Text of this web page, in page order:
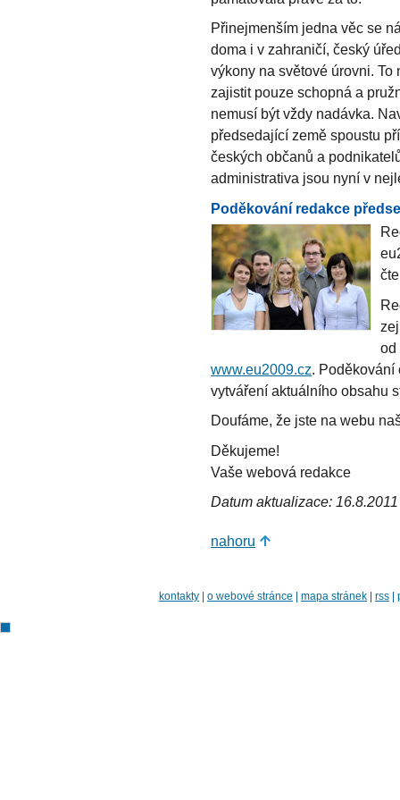
Přinejmenším jedna věc se
doma i v zahraničí, český
výkony na světové úrovni.
zajistit pouze schopná a
nemusí být vždy nadávka.
předsedající země spoustu
českých občanů a
administrativa jsou nyní v
Poděkování redakce
od
www.eu2009.cz. Poděkování
vytváření aktuálního obsahu
Doufáme, že jste na webu
Děkujeme!
Vaše webová redakce
Datum aktualizace:
nahoru
kontakty o webové stránce mapa stránek rss